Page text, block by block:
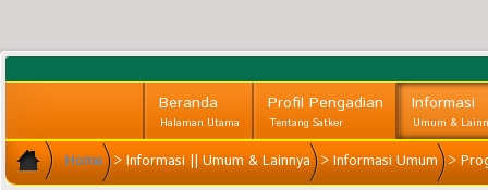
Beranda
Halaman Utama
Profil Pengadian
Tentang Satker
Informasi
Umum &
Home >Informasi || Umum & Lainnya >Informasi Umum >